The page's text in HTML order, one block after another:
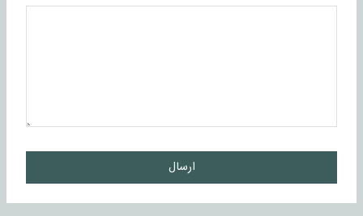
ارسال